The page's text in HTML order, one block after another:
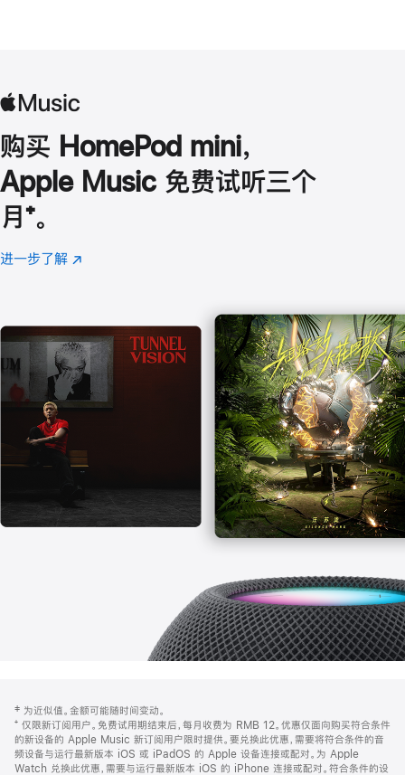
购买 HomePod mini，
Apple Music 免费试听三个
月 脚
注
⁺。
进一步了解 Apple
(在
口
中
打
开)
页
页
脚
注
‡ 为近似值。金额可能随时间变动。
⁺ 仅限新订阅用户。免费试用期结束后，每月收费为 RMB 12。优惠仅面向购买符合条件
的新设备的 Apple Music 新订阅用户限时提供。要兑换此优惠，需要将符合条件的音
频设备与运行最新版本 iOS 或 iPadOS 的 Apple 设备连接或配对。为 Apple
Watch 兑换此优惠，需要与运行最新版本 iOS 的 iPhone 连接或配对。符合条件的设